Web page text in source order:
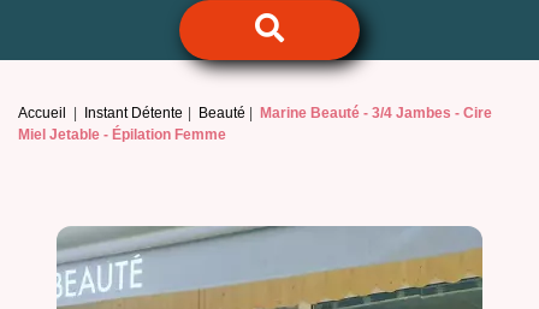
Accueil Instant Détente Beauté Marine Beauté -3/4 Jambes - Cire
Miel Jetable - Épilation Femme